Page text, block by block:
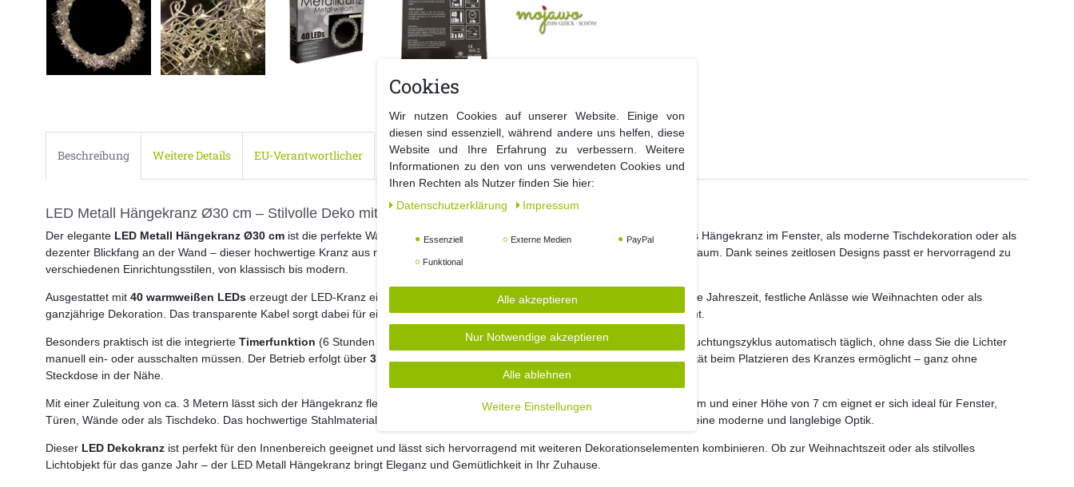
Beschreibung Weitere Details EU-Verantwortlicher
LED Metall Hängekranz Ø30 cm – Stilvolle Deko mit warmweißen LEDs und Timerfunktion
Der elegante LED Metall Hängekranz Ø30 cm ist die perfekte Wahl, um Ihr Zuhause stilvoll und gemütlich zu beleuchten. Ob als Hängekranz im Fenster, als moderne Tischdekoration oder als
dezenter Blickfang an der Wand – dieser hochwertige Kranz aus robustem Stahl bringt warmes, stimmungsvolles Licht in jeden Raum. Dank seines zeitlosen Designs passt er hervorragend zu
verschiedenen Einrichtungsstilen, von klassisch bis modern.
Ausgestattet mit 40 warmweißen LEDs erzeugt der LED-Kranz eine behagliche und einladende Atmosphäre – ideal für die dunkle Jahreszeit, festliche Anlässe wie Weihnachten oder als
ganzjährige Dekoration. Das transparente Kabel sorgt dabei für eine dezente Optik, sodass der Lichteffekt voll zur Geltung kommt.
Besonders praktisch ist die integrierte Timerfunktion (6 Stunden an / 18 Stunden aus). Einmal aktiviert, wiederholt sich der Beleuchtungszyklus automatisch täglich, ohne dass Sie die Lichter
manuell ein- oder ausschalten müssen. Der Betrieb erfolgt über 3 x AA-Batterien
(nicht enthalten), was Ihnen maximale Flexibilität beim Platzieren des Kranzes ermöglicht – ganz ohne
Steckdose in der Nähe.
Mit einer Zuleitung von ca. 3 Metern lässt sich der Hängekranz flexibel dekorieren und aufhängen. Durch seine Maße von Ø 30 cm und einer Höhe von 7 cm eignet er sich ideal für Fenster,
Türen, Wände oder als Tischdeko. Das hochwertige Stahlmaterial sorgt nicht nur für Stabilität, sondern verleiht dem Kranz auch eine moderne und langlebige Optik.
Dieser LED Dekokranz ist perfekt für den Innenbereich geeignet und lässt sich hervorragend mit weiteren Dekorationselementen kombinieren. Ob zur Weihnachtszeit oder als stilvolles
Lichtobjekt für das ganze Jahr – der LED Metall Hängekranz bringt Eleganz und Gemütlichkeit in Ihr Zuhause.
Cookies
Wir nutzen Cookies auf unserer Website. Einige von
diesen sind essenziell, während andere uns helfen, diese
Website und Ihre Erfahrung zu verbessern. Weitere
Informationen zu den von uns verwendeten Cookies und
Ihren Rechten als Nutzer finden Sie hier:
Daten­schutz­erklärung
Impressum
Essenziell Externe Medien PayPal
Funktional
Alle akzeptieren
Nur Notwendige akzeptieren
Alle ablehnen
Weitere Einstellungen